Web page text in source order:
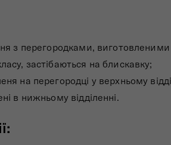
з перегородками, виготовленими
застібаються на блискавку;
на перегородці у верхньому
в нижньому відділенні.